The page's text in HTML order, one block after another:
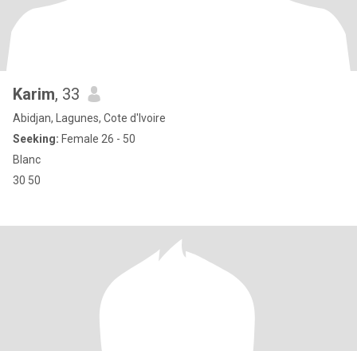
Karim, 33
Abidjan, Lagunes, Cote d'Ivoire
Seeking: Female 26 - 50
Blanc
30 50